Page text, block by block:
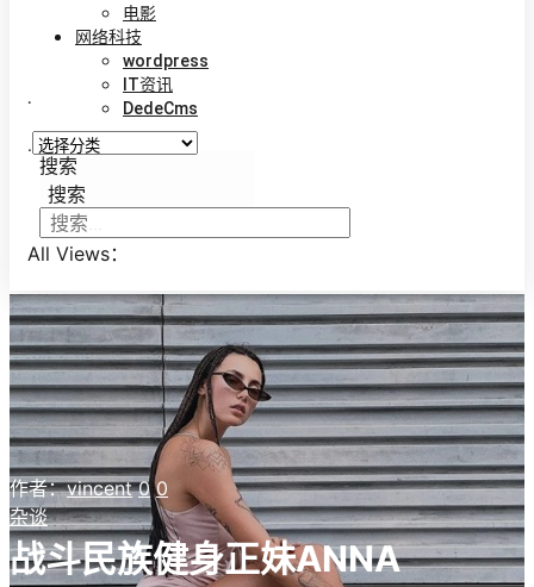
电影
网络科技
wordpress
IT资讯
DedeCms
.
.
搜索
搜索
All Views：
作者：vincent 0 0
杂谈
战斗民族健身正妹ANNA